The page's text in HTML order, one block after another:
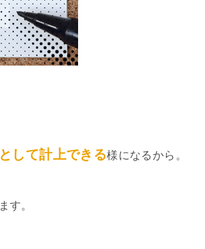
して計上できる様になるから。
す。